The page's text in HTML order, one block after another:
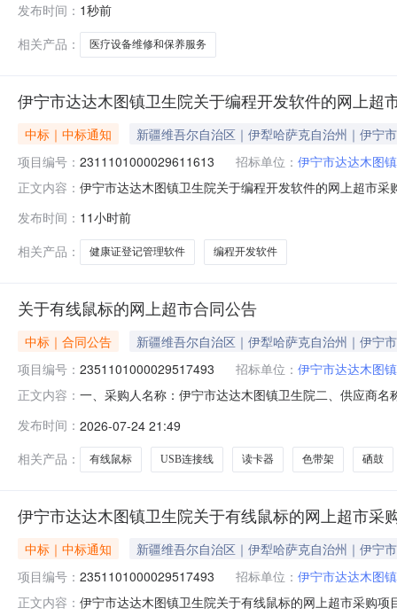
1.0040004000服务要求或标的基本概况：七、其它事项
传真：
发布时间： 1秒前
相关产品：
医疗设备维修和保养服务
伊宁市达达木图镇卫生院关于编程开发软件的网上超
中标｜中标通知
新疆维吾尔自治区｜伊犁哈萨克自治州｜伊宁市
项目编号： 2311101000029611613 招标单位： 伊宁市达达木图
正文内容： 伊宁市达达木图镇卫生院关于编程开发软件的网上超市
区划编码:654002项目所在行政区划名称:新疆维吾尔自
发布时间： 11小时前
相关产品：
健康证登记管理软件 编程开发软件
关于有线鼠标的网上超市合同公告
中标｜合同公告
新疆维吾尔自治区｜伊犁哈萨克自治州｜伊宁市
项目编号： 2351101000029517493 招标单位： 伊宁市达达木图
正文内容： 一、采购人名称：伊宁市达达木图镇卫生院二、供应商
1.0050502普联TL-SG1008VE3C数码网络设备网络交换
发布时间： 2026-07-24 21:49
相关产品：
有线鼠标 USB连接线 读卡器 色带架 硒鼓
伊宁市达达木图镇卫生院关于有线鼠标的网上超市采
中标｜中标通知
新疆维吾尔自治区｜伊犁哈萨克自治州｜伊宁市
项目编号： 2351101000029517493 招标单位： 伊宁市达达木图
正文内容： 伊宁市达达木图镇卫生院关于有线鼠标的网上超市采购